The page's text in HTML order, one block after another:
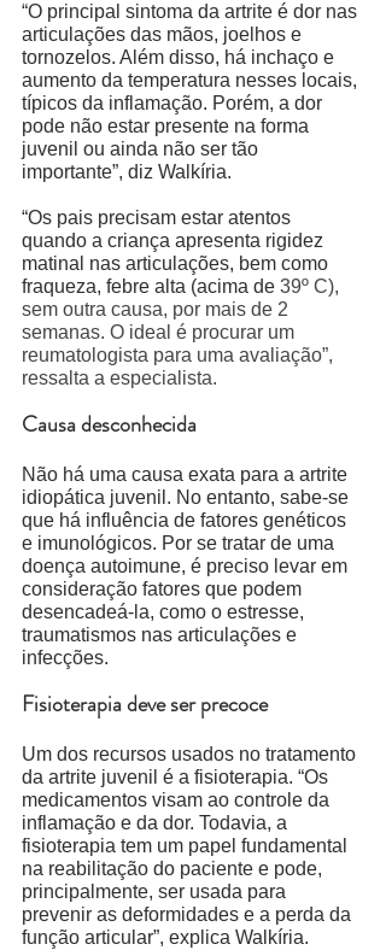
“O principal sintoma da artrite é dor nas
articulações das mãos, joelhos e
tornozelos. Além disso, há inchaço e
aumento da temperatura nesses locais,
típicos da inflamação. Porém, a dor
pode não estar presente na forma
juvenil ou ainda não ser tão
importante”, diz Walkíria.
“Os pais precisam estar atentos
quando a criança apresenta rigidez
matinal nas articulações, bem como
fraqueza, febre alta (acima de 39º C),
sem outra causa, por mais de 2
semanas. O ideal é procurar um
reumatologista para uma avaliação”,
ressalta a especialista.
Causa desconhecida
Não há uma causa exata para a artrite
idiopática juvenil. No entanto, sabe-se
que há influência de fatores genéticos
e imunológicos. Por se tratar de uma
doença autoimune, é preciso levar em
consideração fatores que podem
desencadeá-la, como o estresse,
traumatismos nas articulações e
infecções.
Fisioterapia deve ser precoce
Um dos recursos usados no tratamento
da artrite juvenil é a fisioterapia. “Os
medicamentos visam ao controle da
inflamação e da dor. Todavia, a
fisioterapia tem um papel fundamental
na reabilitação do paciente e pode,
principalmente, ser usada para
prevenir as deformidades e a perda da
função articular”, explica Walkíria.